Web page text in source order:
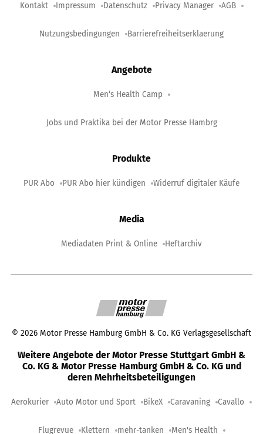
Kontakt Impressum Datenschutz Privacy Manager AGB
Nutzungsbedingungen Barrierefreiheitserklaerung
Angebote
Men‘s Health Camp
Jobs und Praktika bei der Motor Presse Hambrg
Produkte
PUR Abo PUR Abo hier kündigen Widerruf digitaler Käufe
Media
Mediadaten Print & Online Heftarchiv
© 2026 Motor Presse Hamburg GmbH & Co. KG Verlagsgesellschaft
Weitere Angebote der Motor Presse Stuttgart GmbH &
Co. KG & Motor Presse Hamburg GmbH & Co. KG und
deren Mehrheitsbeteiligungen
Aerokurier Auto Motor und Sport BikeX Caravaning Cavallo
Flugrevue Klettern mehr-tanken Men's Health